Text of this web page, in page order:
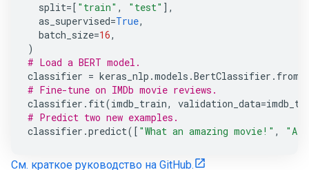
split=[ "train" , "test" ],
as_supervised=True,
batch_size=16,
)
# Load a BERT model.
classifier = keras_nlp .models .BertClassifier .
# Fine-tune on IMDb movie reviews.
classifier . fit(imdb_train, validation_data=
# Predict two new examples.
classifier .predict([ "What an amazing movie!" , "A
См. краткое руководство на GitHub.